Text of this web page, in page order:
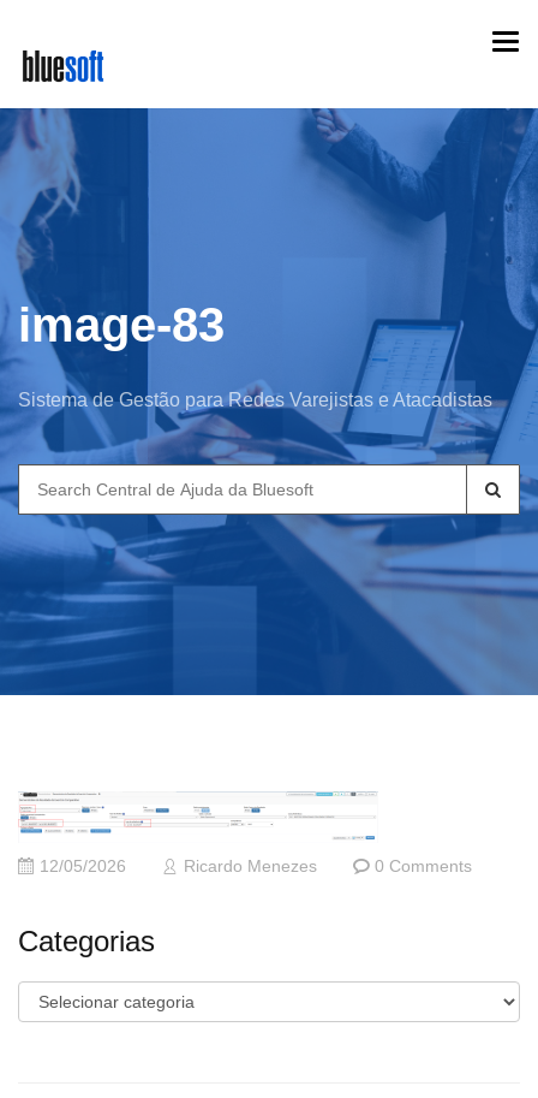
main
content
image-83
Sistema de Gestão para Redes Varejistas e Atacadistas
Search
for:
12/05/2026 Ricardo Menezes 0 Comments
Categorias
Categorias